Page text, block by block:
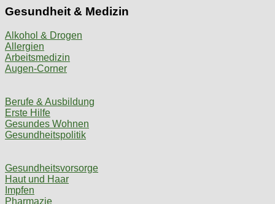
Gesundheit & Medizin
Alkohol & Drogen
Allergien
Arbeitsmedizin
Augen-Corner
Berufe & Ausbildung
Erste Hilfe
Gesundes Wohnen
Gesundheitspolitik
Gesundheitsvorsorge
Haut und Haar
Impfen
Pharmazie